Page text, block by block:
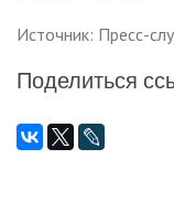
Источник: Пресс-
Поделиться